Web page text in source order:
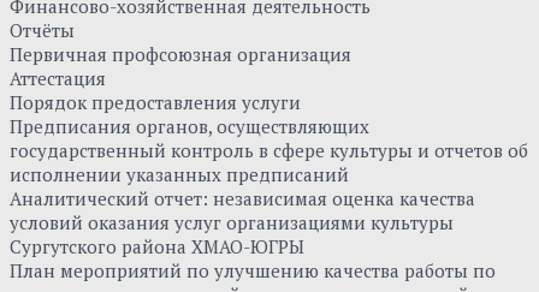
Финансово-хозяйственная деятельность
Отчёты
Первичная профсоюзная организация
Аттестация
Порядок предоставления услуги
Предписания органов, осуществляющих
государственный контроль в сфере культуры и отчетов об
исполнении указанных предписаний
Аналитический отчет: независимая оценка качества
условий оказания услуг организациями культуры
Сургутского района ХМАО-ЮГРЫ
План мероприятий по улучшению качества работы по